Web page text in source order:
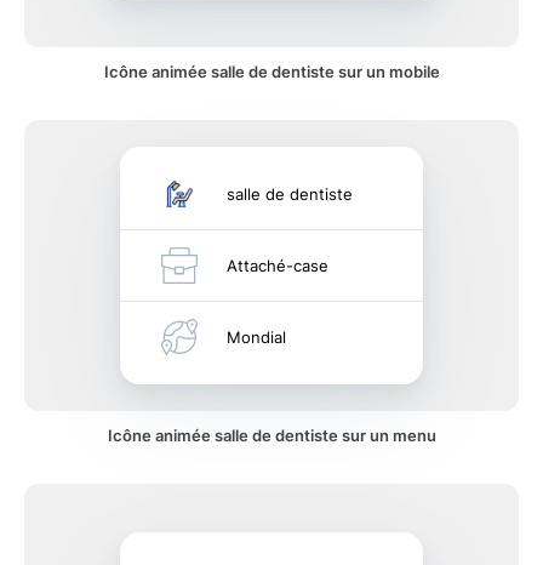
Icône animée salle de dentiste sur un mobile
salle de dentiste
Attaché-case
Mondial
Icône animée salle de dentiste sur un menu